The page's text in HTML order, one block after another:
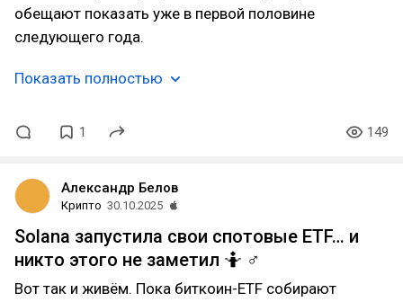
обещают показать уже в первой половине
следующего года.
Показать полностью
1 149
Александр Белов
Крипто 30.10.2025
Solana запустила свои спотовые ETF… и
никто этого не заметил 🤷 ♂️
Вот так и живём. Пока биткоин-ETF собирают